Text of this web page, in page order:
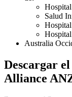
Salud
Australia
Descargar
Alliance